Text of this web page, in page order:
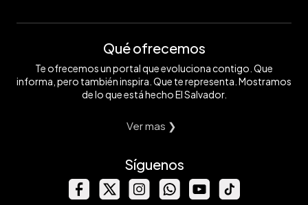
Qué ofrecemos
Te ofrecemos un portal que evoluciona contigo. Que
informa, pero también inspira. Que te representa. Mostramos
de lo que está hecho El Salvador.
Ver mas ❯
Síguenos